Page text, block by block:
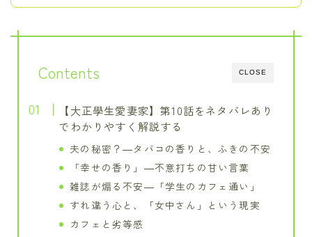
CLOSE
Contents
【大正學生愛妻家】第10話をネタバレあり
でわかりやすく解説する
夫の秘密？―タバコの香りと、ふきの不安
「幸せの香り」―不意打ちの甘い言葉
雑誌が煽る不安―「学生のカフェ通い」
すれ違う心と、「女中さん」という現実
カフェと劣等感